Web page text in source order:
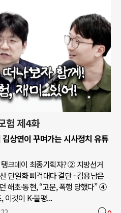
험 제4화
상연이 꾸며가는 시사정치 유튜
크데이 최종기획자? ② 지방선거
단일화 삐걱대다 결단 - 김용남은
해초·동현, “고문, 폭행 당했다” ④
이것이 K-불평...